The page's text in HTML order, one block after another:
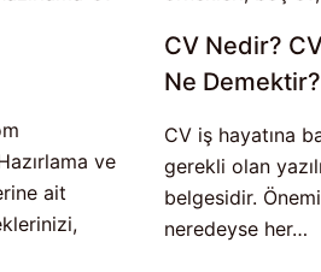
ve
ait
CV Nedir?
Ne Demektir?
CV iş hayatına
gerekli olan
belgesidir.
neredeyse her…